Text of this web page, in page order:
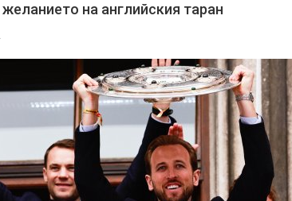
на английския таран